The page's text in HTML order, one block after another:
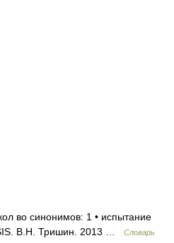
во синонимов: 1 • испытание
В.Н. Тришин. 2013 …
Словарь